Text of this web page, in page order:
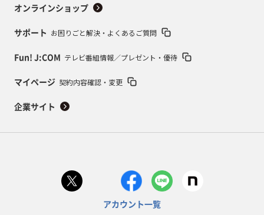
オンラインショップ
サポート お困りごと解決・よくあるご質問
Fun! J:COM テレビ番組情報／プレゼント・優待
マイページ 契約内容確認・変更
企業サイト
アカウント一覧